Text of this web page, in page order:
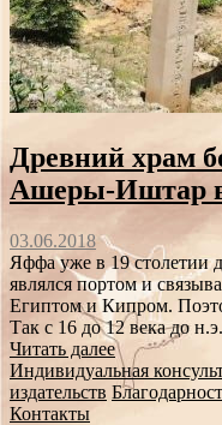
Древний храм
Ашеры-Иштар
03.06.2018
Яффа уже в 19 столетии
являлся портом и
Египтом и Кипром.
Так с 16 до 12 века до
Читать далее
Индивидуальная
издательств
Контакты